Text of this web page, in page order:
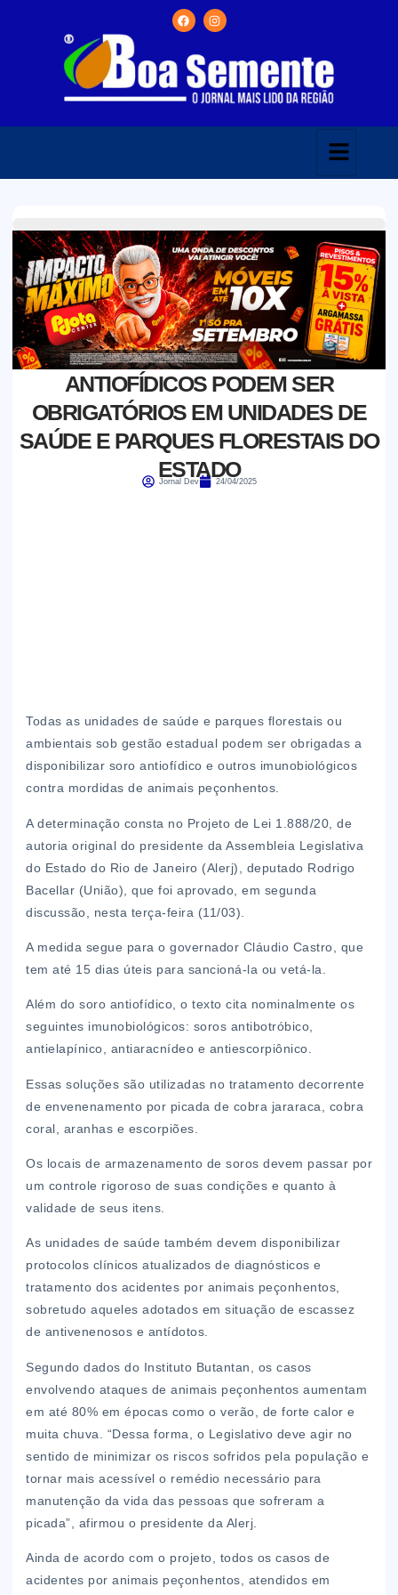
ANTIOFÍDICOS PODEM SER
OBRIGATÓRIOS EM UNIDADES DE
SAÚDE E PARQUES FLORESTAIS DO
ESTADO
Jornal Dev 24/04/2025
Todas as unidades de saúde e parques florestais ou
ambientais sob gestão estadual podem ser obrigadas a
disponibilizar soro antiofídico e outros imunobiológicos
contra mordidas de animais peçonhentos.
A determinação consta no Projeto de Lei 1.888/20, de
autoria original do presidente da Assembleia Legislativa
do Estado do Rio de Janeiro (Alerj), deputado Rodrigo
Bacellar (União), que foi aprovado, em segunda
discussão, nesta terça-feira (11/03).
A medida segue para o governador Cláudio Castro, que
tem até 15 dias úteis para sancioná-la ou vetá-la.
Além do soro antiofídico, o texto cita nominalmente os
seguintes imunobiológicos: soros antibotróbico,
antielapínico, antiaracnídeo e antiescorpiônico.
Essas soluções são utilizadas no tratamento decorrente
de envenenamento por picada de cobra jararaca, cobra
coral, aranhas e escorpiões.
Os locais de armazenamento de soros devem passar por
um controle rigoroso de suas condições e quanto à
validade de seus itens.
As unidades de saúde também devem disponibilizar
protocolos clínicos atualizados de diagnósticos e
tratamento dos acidentes por animais peçonhentos,
sobretudo aqueles adotados em situação de escassez
de antivenenosos e antídotos.
Segundo dados do Instituto Butantan, os casos
envolvendo ataques de animais peçonhentos aumentam
em até 80% em épocas como o verão, de forte calor e
muita chuva. “Dessa forma, o Legislativo deve agir no
sentido de minimizar os riscos sofridos pela população e
tornar mais acessível o remédio necessário para
manutenção da vida das pessoas que sofreram a
picada”, afirmou o presidente da Alerj.
Ainda de acordo com o projeto, todos os casos de
acidentes por animais peçonhentos, atendidos em